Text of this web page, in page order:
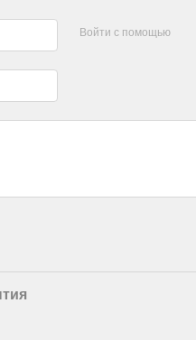
Войти с помощью